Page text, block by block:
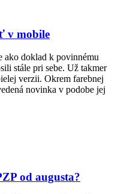
v mobile
ako doklad k povinnému
stále pri sebe. Už takmer
verzii. Okrem farebnej
novinka v podobe jej
od augusta?